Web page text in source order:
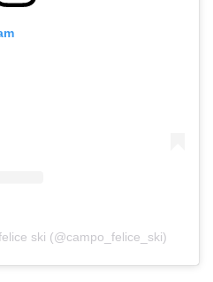
ski (@campo_felice_ski)